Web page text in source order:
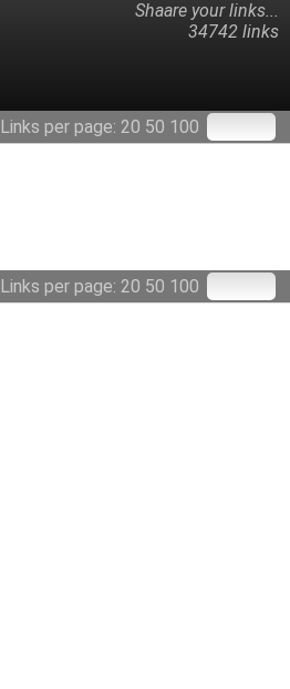
Shaare your links...
34742 links
Links per page: 20 50 100
Links per page: 20 50 100